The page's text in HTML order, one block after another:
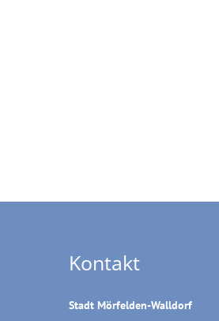
Kontakt
Stadt Mörfelden-Walldorf